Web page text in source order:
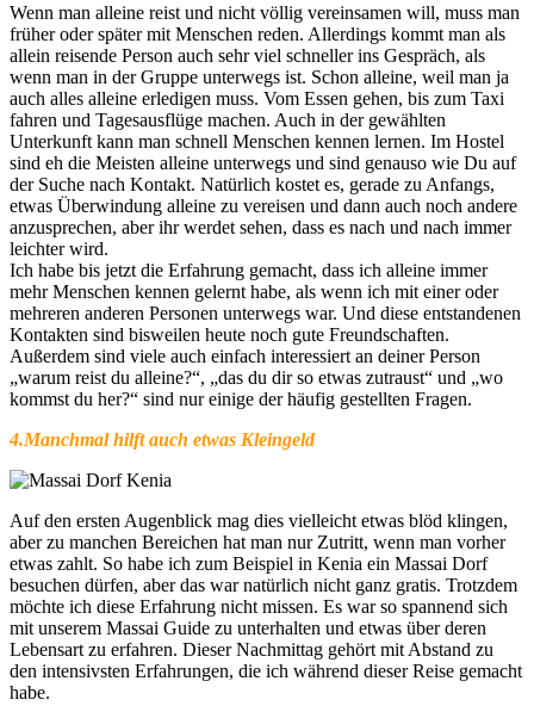
Wenn man alleine reist und nicht völlig vereinsamen will, muss man
früher oder später mit Menschen reden. Allerdings kommt man als
allein reisende Person auch sehr viel schneller ins Gespräch, als
wenn man in der Gruppe unterwegs ist. Schon alleine, weil man ja
auch alles alleine erledigen muss. Vom Essen gehen, bis zum Taxi
fahren und Tagesausflüge machen. Auch in der gewählten
Unterkunft kann man schnell Menschen kennen lernen. Im Hostel
sind eh die Meisten alleine unterwegs und sind genauso wie Du auf
der Suche nach Kontakt. Natürlich kostet es, gerade zu Anfangs,
etwas Überwindung alleine zu vereisen und dann auch noch andere
anzusprechen, aber ihr werdet sehen, dass es nach und nach immer
leichter wird.
Ich habe bis jetzt die Erfahrung gemacht, dass ich alleine immer
mehr Menschen kennen gelernt habe, als wenn ich mit einer oder
mehreren anderen Personen unterwegs war. Und diese entstandenen
Kontakten sind bisweilen heute noch gute Freundschaften.
Außerdem sind viele auch einfach interessiert an deiner Person
„warum reist du alleine?“, „das du dir so etwas zutraust“ und „wo
kommst du her?“ sind nur einige der häufig gestellten Fragen.
4.Manchmal hilft auch etwas Kleingeld
Auf den ersten Augenblick mag dies vielleicht etwas blöd klingen,
aber zu manchen Bereichen hat man nur Zutritt, wenn man vorher
etwas zahlt. So habe ich zum Beispiel in Kenia ein Massai Dorf
besuchen dürfen, aber das war natürlich nicht ganz gratis. Trotzdem
möchte ich diese Erfahrung nicht missen. Es war so spannend sich
mit unserem Massai Guide zu unterhalten und etwas über deren
Lebensart zu erfahren. Dieser Nachmittag gehört mit Abstand zu
den intensivsten Erfahrungen, die ich während dieser Reise gemacht
habe.